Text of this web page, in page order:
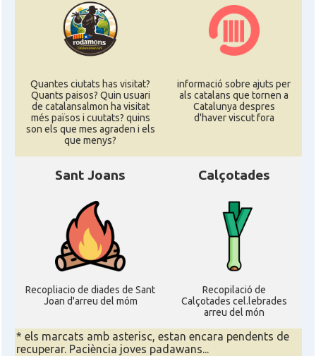
Quantes ciutats has visitat?
Quants paisos? Quin usuari
de catalansalmon ha visitat
més països i cuutats? quins
son els que mes agraden i els
que menys?
informació sobre ajuts per
als catalans que tornen a
Catalunya despres
d'haver viscut fora
Sant Joans
Recopliacio de diades de Sant
Joan d'arreu del móm
Calçotades
Recopilació de
Calçotades cel.lebrades
arreu del món
* els marcats amb asterisc, estan encara pendents de
recuperar. Paciència joves padawans...